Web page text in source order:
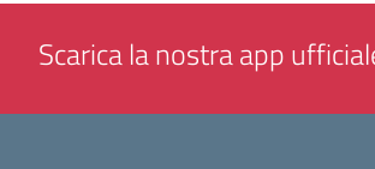
Scarica la nostra app